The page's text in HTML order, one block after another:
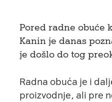
Pored radne obuće
Kanin je danas
je došlo do tog
Radna obuća je i
proizvodnje, ali pre